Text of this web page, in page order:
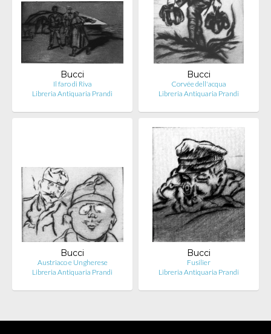
Bucci
Il faro di Riva
Libreria Antiquaria Prandi
Bucci
Corvée dell'acqua
Libreria Antiquaria Prandi
Bucci
Austriaco e Ungherese
Libreria Antiquaria Prandi
Bucci
Fusilier
Libreria Antiquaria Prandi